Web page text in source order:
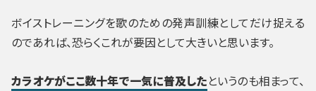
ボイストレーニングを歌のための発声訓練としてだけ捉える
のであれば、恐らくこれが要因として大きいと思います。
カラオケがここ数十年で一気に普及したというのも相まって、